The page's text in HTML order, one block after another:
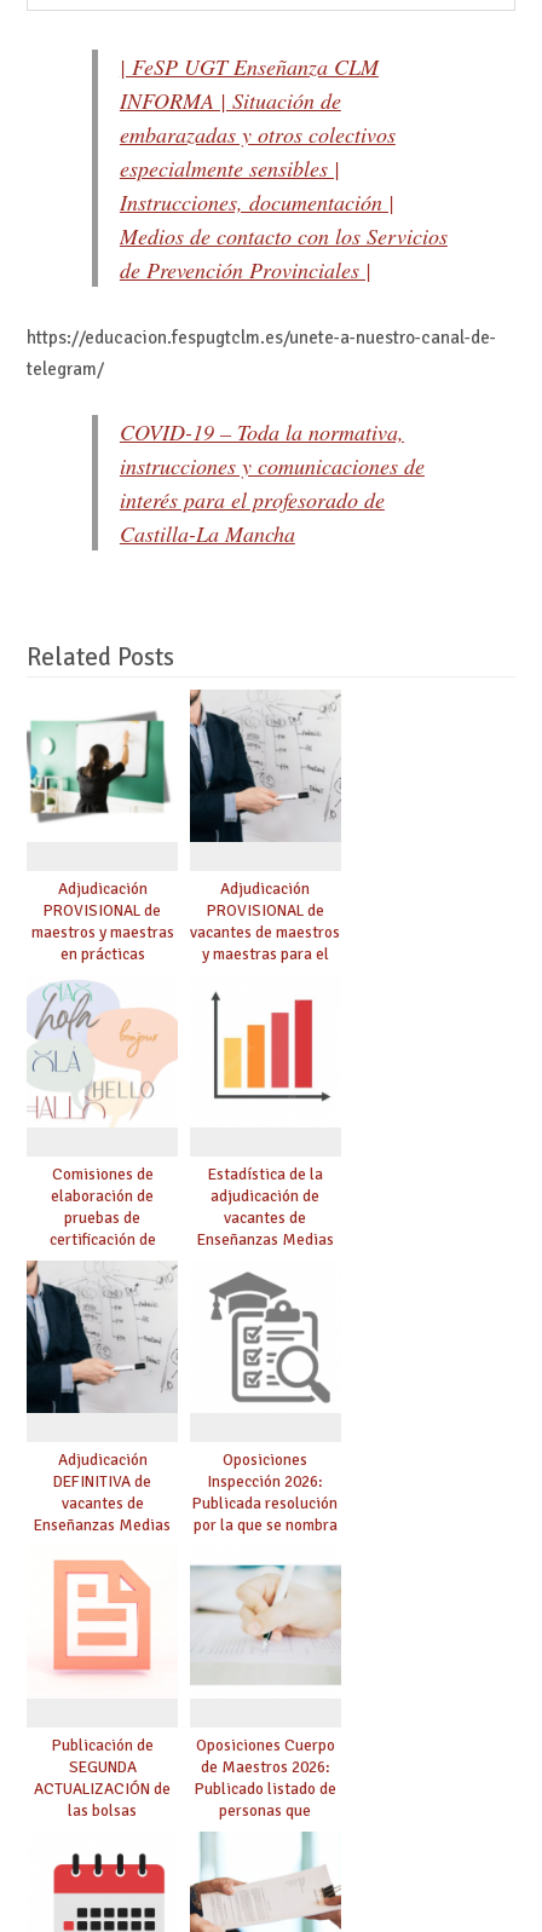
| FeSP UGT Enseñanza CLM
INFORMA | Situación de
embarazadas y otros colectivos
especialmente sensibles |
Instrucciones, documentación |
Medios de contacto con los Servicios
de Prevención Provinciales |
https://educacion.fespugtclm.es/unete-a-nuestro-canal-de-
telegram/
COVID-19 – Toda la normativa,
instrucciones y comunicaciones de
interés para el profesorado de
Castilla-La Mancha
Related Posts
Adjudicación
PROVISIONAL de
maestros y maestras
en prácticas
Adjudicación
PROVISIONAL de
vacantes de maestros
y maestras para el
Comisiones de
elaboración de
pruebas de
certificación de
competencia
lingüística: publicada
resolución definitiva
Estadística de la
adjudicación de
vacantes de
Enseñanzas Medias
Adjudicación
DEFINITIVA de
vacantes de
Enseñanzas Medias
Oposiciones
Inspección 2026:
Publicada resolución
por la que se nombra
prácticas, se regulan
dichas prácticas y se
convoca acto público
de adjudicación
Publicación de
SEGUNDA
ACTUALIZACIÓN de
las bolsas
Cuerpo de Maestros
de especialidades
convocadas a
oposición
Oposiciones Cuerpo
de Maestros 2026:
Publicado listado de
personas que
adquieren nueva
especialidad